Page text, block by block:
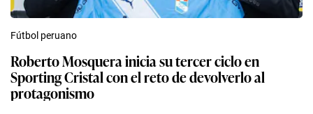
Fútbol peruano
Roberto Mosquera inicia su tercer ciclo en
Sporting Cristal con el reto de devolverlo al
protagonismo